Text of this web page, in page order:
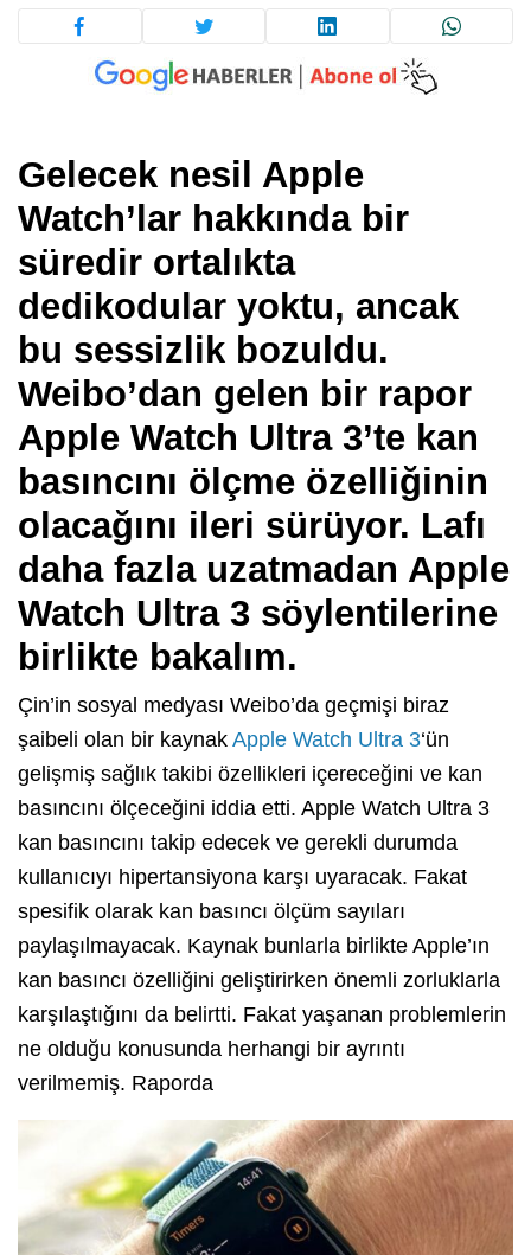
Gelecek nesil Apple
Watch’lar hakkında bir
süredir ortalıkta
dedikodular yoktu, ancak
bu sessizlik bozuldu.
Weibo’dan gelen bir rapor
Apple Watch Ultra 3’te kan
basıncını ölçme özelliğinin
olacağını ileri sürüyor. Lafı
daha fazla uzatmadan Apple
Watch Ultra 3 söylentilerine
birlikte bakalım.
Çin’in sosyal medyası Weibo’da geçmişi biraz
şaibeli olan bir kaynak Apple Watch Ultra 3‘ün
gelişmiş sağlık takibi özellikleri içereceğini ve kan
basıncını ölçeceğini iddia etti. Apple Watch Ultra 3
kan basıncını takip edecek ve gerekli durumda
kullanıcıyı hipertansiyona karşı uyaracak. Fakat
spesifik olarak kan basıncı ölçüm sayıları
paylaşılmayacak. Kaynak bunlarla birlikte Apple’ın
kan basıncı özelliğini geliştirirken önemli zorluklarla
karşılaştığını da belirtti. Fakat yaşanan problemlerin
ne olduğu konusunda herhangi bir ayrıntı
verilmemiş. Raporda